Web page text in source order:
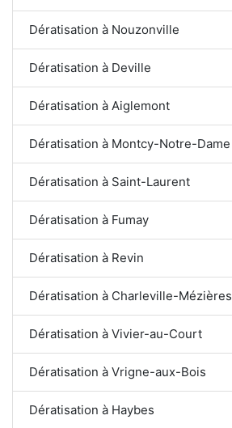
Dératisation à Nouzonville
Dératisation à Deville
Dératisation à Aiglemont
Dératisation à Montcy-Notre-Dame
Dératisation à Saint-Laurent
Dératisation à Fumay
Dératisation à Revin
Dératisation à Charleville-Mézières
Dératisation à Vivier-au-Court
Dératisation à Vrigne-aux-Bois
Dératisation à Haybes